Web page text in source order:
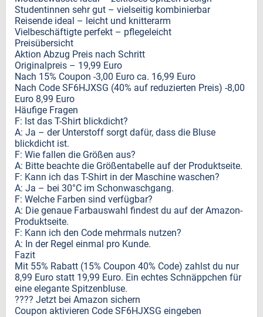
Studentinnen sehr gut – vielseitig kombinierbar
Reisende ideal – leicht und knitterarm
Vielbeschäftigte perfekt – pflegeleicht
Preisübersicht
Aktion Abzug Preis nach Schritt
Originalpreis – 19,99 Euro
Nach 15% Coupon -3,00 Euro ca. 16,99 Euro
Nach Code SF6HJXSG (40% auf reduzierten Preis) -8,00
Euro 8,99 Euro
Häufige Fragen
F: Ist das T-Shirt blickdicht?
A: Ja – der Unterstoff sorgt dafür, dass die Bluse
blickdicht ist.
F: Wie fallen die Größen aus?
A: Bitte beachte die Größentabelle auf der Produktseite.
F: Kann ich das T-Shirt in der Maschine waschen?
A: Ja – bei 30°C im Schonwaschgang.
F: Welche Farben sind verfügbar?
A: Die genaue Farbauswahl findest du auf der Amazon-
Produktseite.
F: Kann ich den Code mehrmals nutzen?
A: In der Regel einmal pro Kunde.
Fazit
Mit 55% Rabatt (15% Coupon 40% Code) zahlst du nur
8,99 Euro statt 19,99 Euro. Ein echtes Schnäppchen für
eine elegante Spitzenbluse.
???? Jetzt bei Amazon sichern
Coupon aktivieren Code SF6HJXSG eingeben